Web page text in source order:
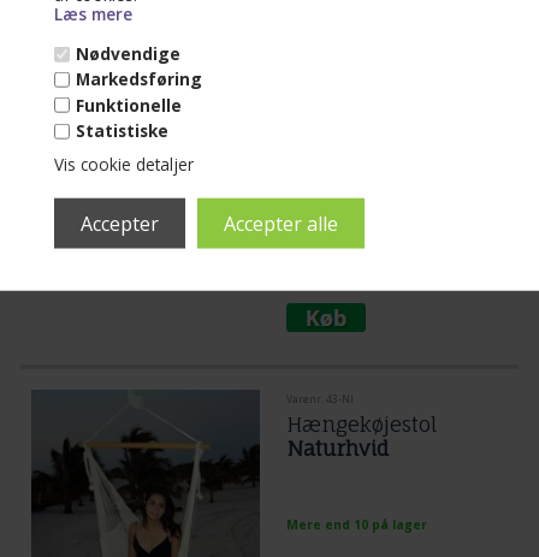
Læs mere
Nødvendige
Markedsføring
Funktionelle
Statistiske
Vis cookie detaljer
antal metre du har brug for.
Læs mere...
Varenr. 43-NI
Hængekøjestol
Naturhvid
Mere end 10 på lager